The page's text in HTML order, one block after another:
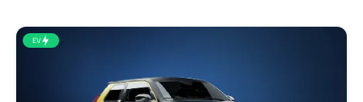
EV